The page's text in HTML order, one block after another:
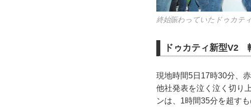
終始賑わっていたドゥカテ
ドゥカティ新型V2
現地時間5日17時30分、
他社発表を泣く泣く切り
ンは、1時間35分を超す